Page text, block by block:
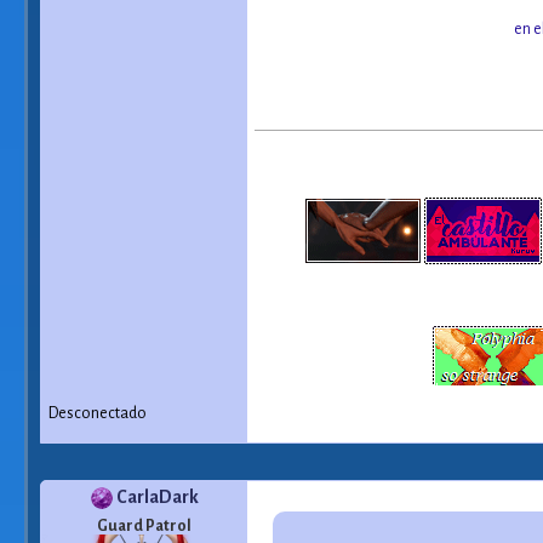
en
Desconectado
CarlaDark
Guard Patrol